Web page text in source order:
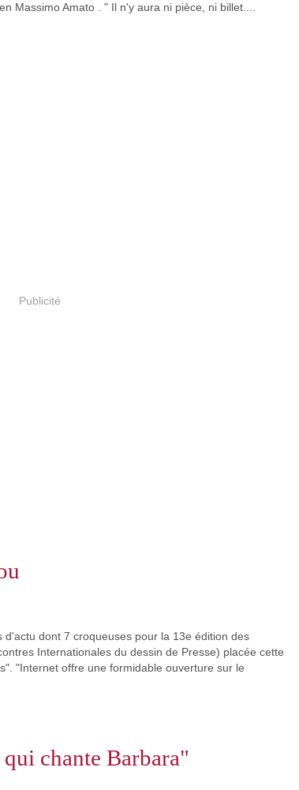
Massimo Amato . " Il n'y aura ni pièce, ni billet....
Publicité
d'actu dont 7 croqueuses pour la 13e édition des
Internationales du dessin de Presse) placée cette
"Internet offre une formidable ouverture sur le
chante Barbara"